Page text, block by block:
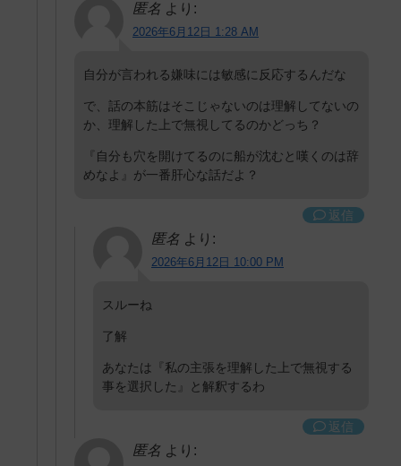
匿名 より:
2026年6月12日 1:28 AM
自分が言われる嫌味には敏感に反応するんだな
で、話の本筋はそこじゃないのは理解してないの
か、理解した上で無視してるのかどっち？
『自分も穴を開けてるのに船が沈むと嘆くのは辞
めなよ』が一番肝心な話だよ？
返信
匿名 より:
2026年6月12日 10:00 PM
スルーね
了解
あなたは『私の主張を理解した上で無視する
事を選択した』と解釈するわ
返信
匿名 より: